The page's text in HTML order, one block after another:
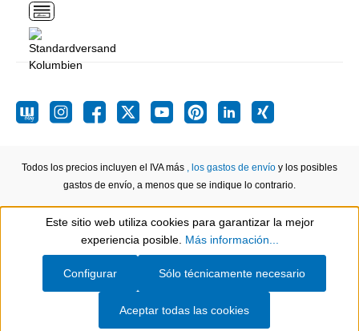
Todos los precios incluyen el IVA más , los gastos de envío y los posibles
gastos de envío, a menos que se indique lo contrario.
Show toolbar
Este sitio web utiliza cookies para garantizar la mejor
experiencia posible. Más información...
Sólo técnicamente necesario
Configurar
Aceptar todas las cookies